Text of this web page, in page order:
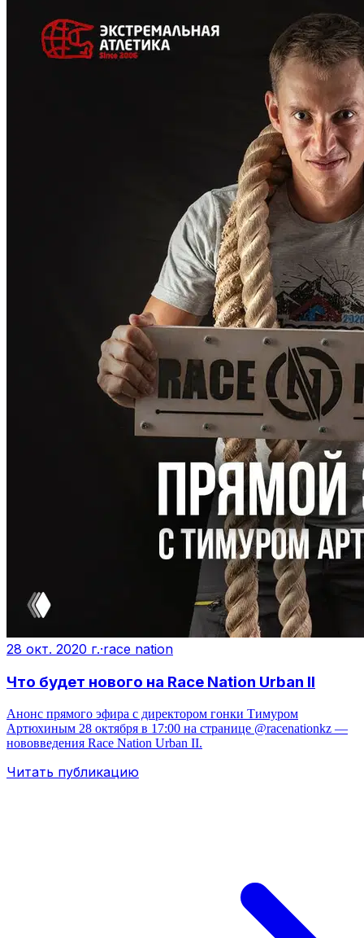
28 окт. 2020 г.·race nation
Что будет нового на Race Nation Urban II
Анонс прямого эфира с директором гонки Тимуром
Артюхиным 28 октября в 17:00 на странице @racenationkz —
нововведения Race Nation Urban II.
Читать публикацию